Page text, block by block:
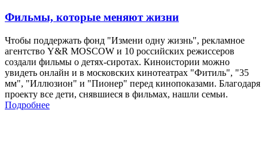
Фильмы, которые меняют жизни
Чтобы поддержать фонд "Измени одну жизнь", рекламное
агентство Y&R MOSCOW и 10 российских режиссеров
создали фильмы о детях-сиротах. Киноистории можно
увидеть онлайн и в московских кинотеатрах "Фитиль", "35
мм", "Иллюзион" и "Пионер" перед кинопоказами. Благодаря
проекту все дети, снявшиеся в фильмах, нашли семьи.
Подробнее